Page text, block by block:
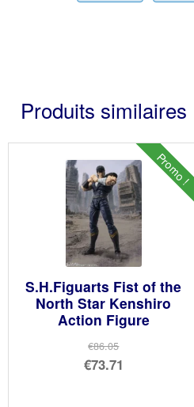
Produits similaires
Promo !
S.H.Figuarts Fist of the
North Star Kenshiro
Action Figure
€86.05
Le
€73.71